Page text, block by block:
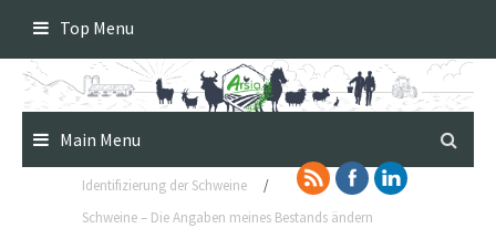
content
Top Menu
Main Menu
Identifizierung der Schweine
/
Schweine – Die Angaben meines Bestands ändern